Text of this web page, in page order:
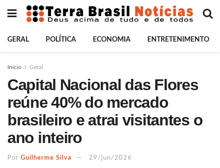
GERAL POLÍTICA ECONOMIA ENTRETENIMENTO
Início Geral
Capital Nacional das Flores
reúne 40% do mercado
brasileiro e atrai visitantes o
ano inteiro
Por Guilherme Silva 29/jun/2026